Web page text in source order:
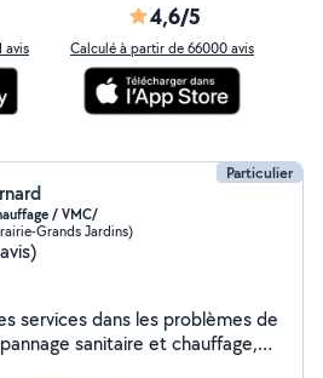
avis
4,6/5
Calculé à partir de 66000 avis
Particulier
/ VMC/
Grands Jardins)
services dans les problèmes de
sanitaire et chauffage,